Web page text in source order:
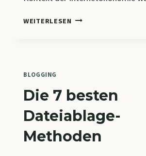
WEITERLESEN CM9
IN
VERNETZTEN
WIRTSCHAFT
BLOGGING
Die 7 besten
Dateiablage-
Methoden